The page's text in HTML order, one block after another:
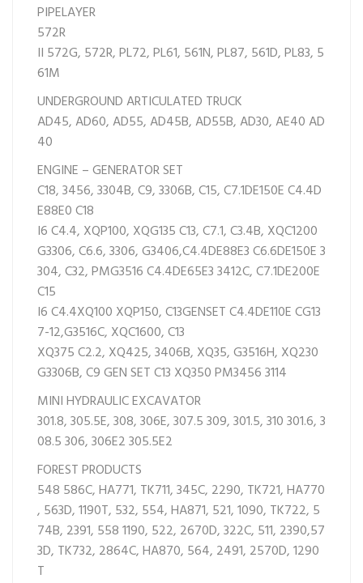
PIPELAYER
572R
II 572G, 572R,PL72,PL61, 561N,PL87, 561D,PL83, 5
61M
UNDERGROUND ARTICULATED TRUCK
AD45,AD60,AD55,AD45B,AD55B,AD30,AE40AD
40
ENGINE – GENERATOR SET
C18,3456,3304B,C9,3306B,C15,C7.1DE150EC4.4D
E88E0C18
I6C4.4, XQP100, XQG135C13,C7.1,C3.4B, XQC1200
G3306,C6.6,3306,G3406,C4.4DE88E3C6.6DE150E3
304,C32,PMG3516C4.4DE65E33412C,C7.1DE200E
C15
I6C4.4XQ100 XQP150,C13GENSETC4.4DE110ECG13
7-12,G3516C, XQC1600,C13
XQ375C2.2, XQ425,3406B, XQ35,G3516H, XQ230
G3306B,C9 GEN SETC13 XQ350PM34563114
MINI HYDRAULIC EXCAVATOR
301.8,305.5E,308,306E,307.5309,301.5,310301.6,3
08.5306,306E2305.5E2
FOREST PRODUCTS
548 586C,HA771, TK711,345C, 2290, TK721,HA770
, 563D,1190T, 532, 554,HA871, 521,1090, TK722, 5
74B, 2391, 5581190, 522, 2670D,322C, 511, 2390,57
3D, TK732, 2864C,HA870, 564, 2491, 2570D,1290
T